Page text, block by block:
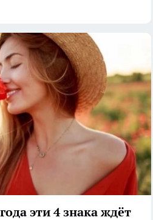
эти 4 знака ждёт